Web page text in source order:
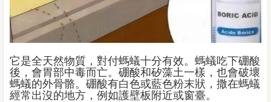
它是全天然物質，對付螞蟻十分有效。螞蟻吃下硼酸
後，會胃部中毒而亡。硼酸和矽藻土一樣，也會破壞
螞蟻的外骨骼。硼酸有白色或藍色粉末狀，撒在螞蟻
經常出沒的地方，例如護壁板附近或窗臺。